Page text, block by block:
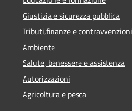
Giustizia e sicurezza pubblica
Tributi,finanze e contravvenzioni
Ambiente
Salute, benessere e assistenza
Autorizzazioni
Agricoltura e pesca